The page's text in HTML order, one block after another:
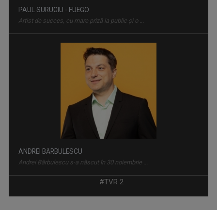
"La Porțile Orientului" este o producție a ...
De luni până duminică, de la ora 18:00, ...
ANDREI BĂRBULESCU
Andrei Bărbulescu s-a născut în 30 noiembrie ...
#TVR 2